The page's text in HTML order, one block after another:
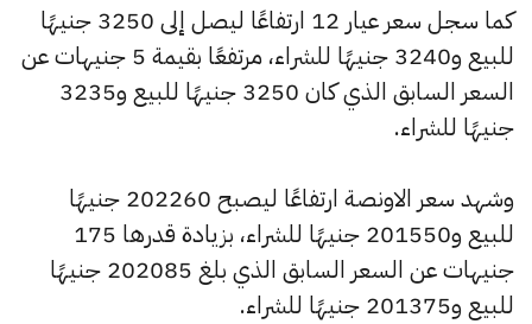
كما سجل سعر عيار 12 ارتفاعًا ليصل إلى 3250 جنيهًا
للبيع و3240 جنيهًا للشراء، مرتفعًا بقيمة 5 جنيهات عن
السعر السابق الذي كان 3250 جنيهًا للبيع و3235
جنيهًا للشراء.
وشهد سعر الاونصة ارتفاعًا ليصبح 202260 جنيهًا
للبيع و201550 جنيهًا للشراء، بزيادة قدرها 175
جنيهات عن السعر السابق الذي بلغ 202085 جنيهًا
للبيع و201375 جنيهًا للشراء.